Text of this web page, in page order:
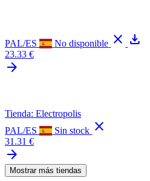
PAL/ES No disponible close download
23.33 €
arrow_forward
Tienda: Electropolis
PAL/ES
Sin stock close
31.31 €
arrow_forward
Mostrar más tiendas